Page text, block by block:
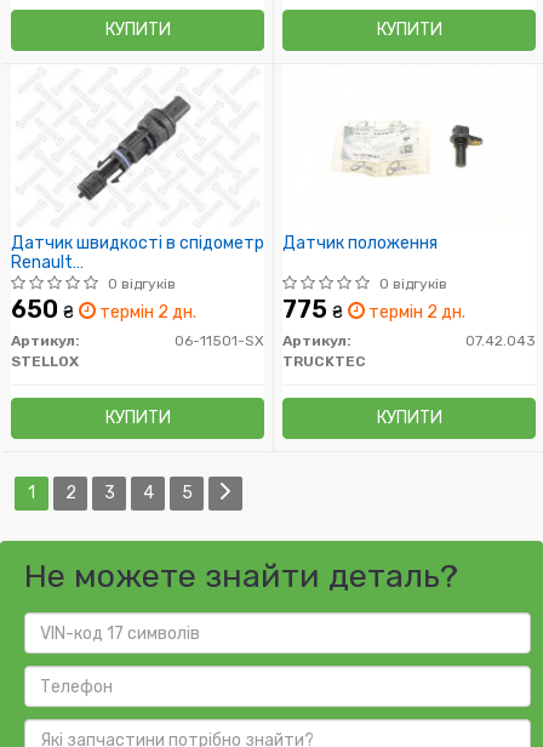
КУПИТИ КУПИТИ
Датчик швидкості в спідометр
Renault
Twingo/Clio/Megane/Kangoo/Laguna/Espace
1.2-2.2i/D 93>
0 відгуків
650 ₴ термін 2 дн.
Артикул:
06-11501-SX
STELLOX
КУПИТИ
Датчик положення
0 відгуків
775 ₴ термін 2 дн.
Артикул:
07.42.043
TRUCKTEC
КУПИТИ
1 2 3 4 5
Не можете знайти деталь?